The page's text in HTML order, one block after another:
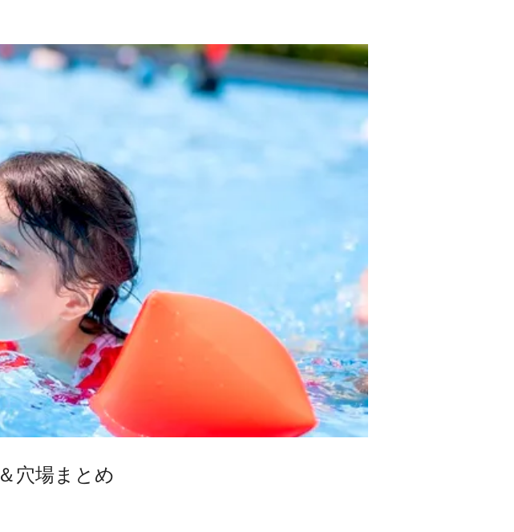
穴場まとめ